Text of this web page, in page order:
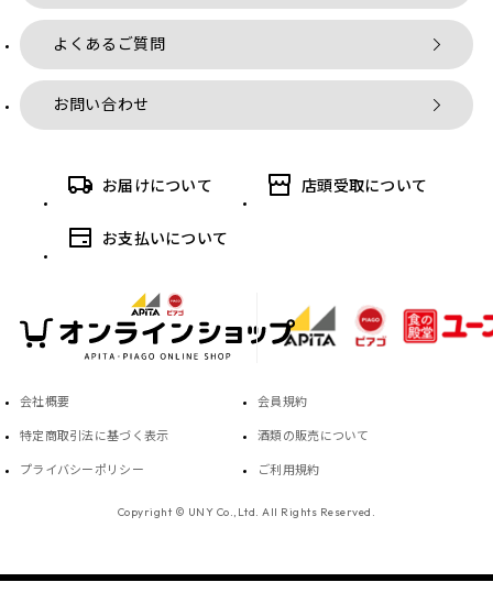
よくあるご質問
お問い合わせ
お届けについて 店頭受取について
お支払いについて
会社概要 会員規約
特定商取引法に基づく表示 酒類の販売について
プライバシーポリシー ご利用規約
Copyright © UNY Co.,Ltd. All Rights Reserved.